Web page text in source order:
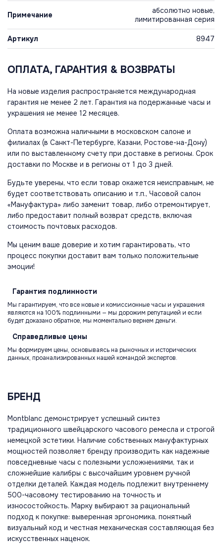
Примечание
абсолютно новые,
лимитированная серия
Артикул 8947
ОПЛАТА, ГАРАНТИЯ & ВОЗВРАТЫ
На новые изделия распространяется международная
гарантия не менее 2 лет. Гарантия на подержанные часы и
украшения не менее 12 месяцев.
Оплата возможна наличными в московском салоне и
филиалах (в Санкт-Петербурге, Казани, Ростове-на-Дону)
или по выставленному счету при доставке в регионы. Срок
доставки по Москве и в регионы от 1 до 3 дней.
Будьте уверены, что если товар окажется неисправным, не
будет соответствовать описанию и т.п., Часовой салон
«Мануфактура» либо заменит товар, либо отремонтирует,
либо предоставит полный возврат средств, включая
стоимость почтовых расходов.
Мы ценим ваше доверие и хотим гарантировать, что
процесс покупки доставит вам только положительные
эмоции!
Гарантия подлинности
Мы гарантируем, что все новые и комиссионные часы и украшения
являются на 100% подлинными — мы дорожим репутацией и если
будет доказано обратное, мы моментально вернем деньги.
Справедливые цены
Мы формируем цены, основываясь на рыночных и исторических
данных, проанализированных нашей командой экспертов.
БРЕНД
Montblanc демонстрирует успешный синтез
традиционного швейцарского часового ремесла и строгой
немецкой эстетики. Наличие собственных мануфактурных
мощностей позволяет бренду производить как надежные
повседневные часы с полезными усложнениями, так и
сложнейшие калибры с высочайшим уровнем ручной
отделки деталей. Каждая модель подлежит внутреннему
500-часовому тестированию на точность и
износостойкость. Марку выбирают за рациональный
подход к покупке: выверенная эргономика, понятный
визуальный код и честная механическая составляющая без
искусственных наценок.